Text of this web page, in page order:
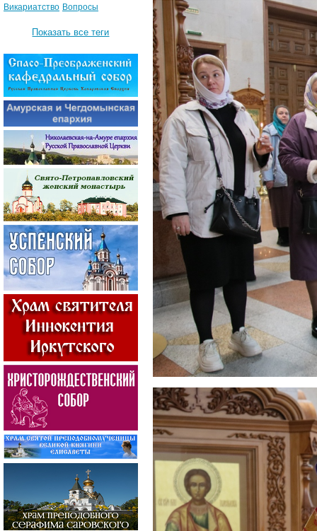
Викариатство Вопросы
Показать все теги